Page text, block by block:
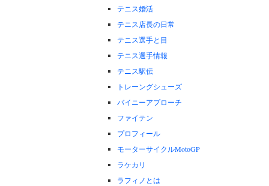
テニス婚活
テニス店長の日常
テニス選手と目
テニス選手情報
テニス駅伝
トレーングシューズ
バイニーアプローチ
ファイテン
プロフィール
モーターサイクルMotoGP
ラケカリ
ラフィノとは